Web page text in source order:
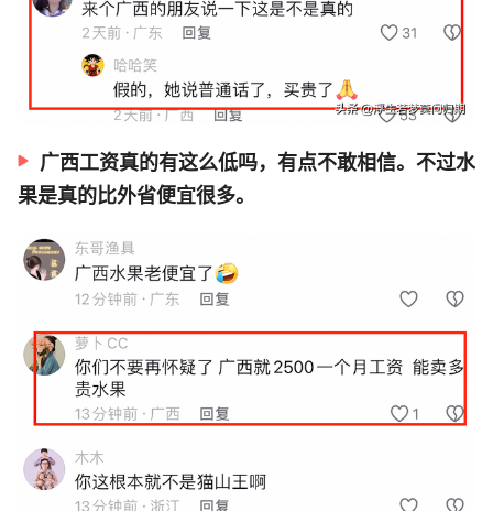
广西工资真的有这么低吗，有点不敢相信。不过水
果是真的比外省便宜很多。